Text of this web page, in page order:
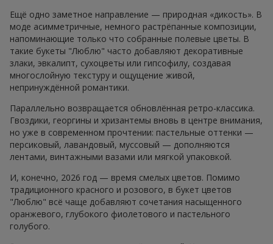
Ещё одно заметное направление — природная «дикость». В
моде асимметричные, немного растрёпанные композиции,
напоминающие только что собранные полевые цветы. В
такие букеты "Люблю" часто добавляют декоративные
злаки, эвкалипт, сухоцветы или гипсофилу, создавая
многослойную текстуру и ощущение живой,
непринуждённой романтики.
Параллельно возвращается обновлённая ретро-классика.
Гвоздики, георгины и хризантемы вновь в центре внимания,
но уже в современном прочтении: пастельные оттенки —
персиковый, лавандовый, муссовый — дополняются
лентами, винтажными вазами или мягкой упаковкой.
И, конечно, 2026 год — время смелых цветов. Помимо
традиционного красного и розового, в букет цветов
"Люблю" всё чаще добавляют сочетания насыщенного
оранжевого, глубокого фиолетового и пастельного
голубого.